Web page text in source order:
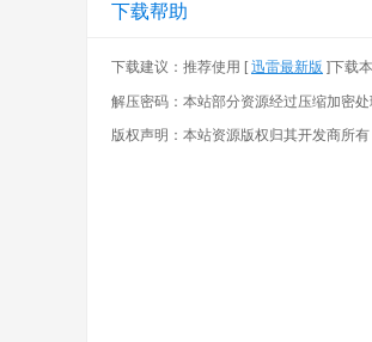
下载帮助
下载建议：推荐使用 [ 迅雷最新版 ]下载
解压密码：本站部分资源经过压缩加密处
版权声明：本站资源版权归其开发商所